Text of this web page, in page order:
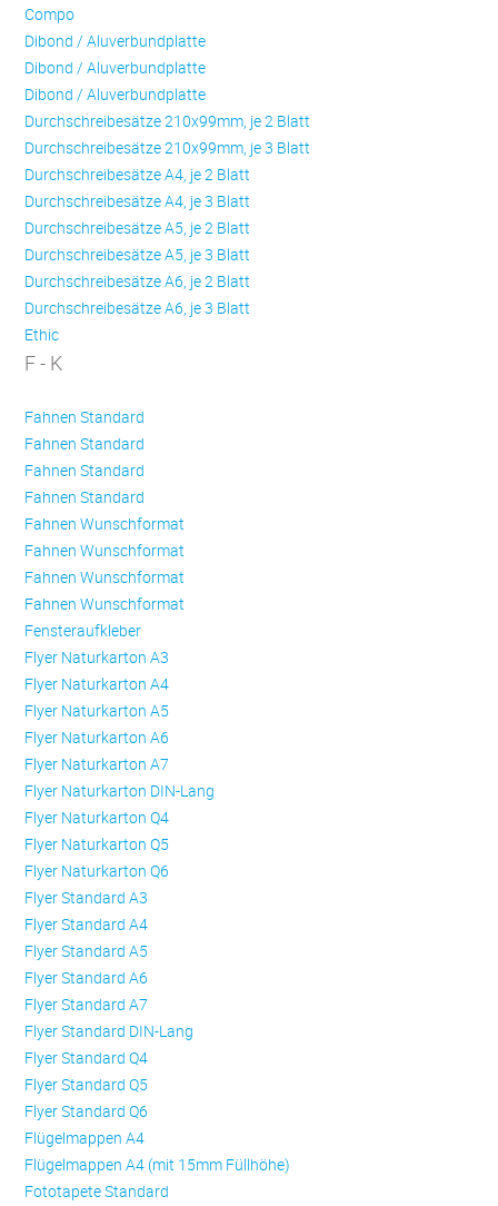
Compo
Dibond / Aluverbundplatte
Dibond / Aluverbundplatte
Dibond / Aluverbundplatte
Durchschreibesätze 210x99mm, je 2 Blatt
Durchschreibesätze 210x99mm, je 3 Blatt
Durchschreibesätze A4, je 2 Blatt
Durchschreibesätze A4, je 3 Blatt
Durchschreibesätze A5, je 2 Blatt
Durchschreibesätze A5, je 3 Blatt
Durchschreibesätze A6, je 2 Blatt
Durchschreibesätze A6, je 3 Blatt
Ethic
F - K
Fahnen Standard
Fahnen Standard
Fahnen Standard
Fahnen Standard
Fahnen Wunschformat
Fahnen Wunschformat
Fahnen Wunschformat
Fahnen Wunschformat
Fensteraufkleber
Flyer Naturkarton A3
Flyer Naturkarton A4
Flyer Naturkarton A5
Flyer Naturkarton A6
Flyer Naturkarton A7
Flyer Naturkarton DIN-Lang
Flyer Naturkarton Q4
Flyer Naturkarton Q5
Flyer Naturkarton Q6
Flyer Standard A3
Flyer Standard A4
Flyer Standard A5
Flyer Standard A6
Flyer Standard A7
Flyer Standard DIN-Lang
Flyer Standard Q4
Flyer Standard Q5
Flyer Standard Q6
Flügelmappen A4
Flügelmappen A4 (mit 15mm Füllhöhe)
Fototapete Standard